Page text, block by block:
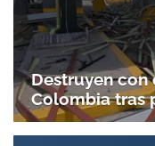
Destruyen con
Colombia tras